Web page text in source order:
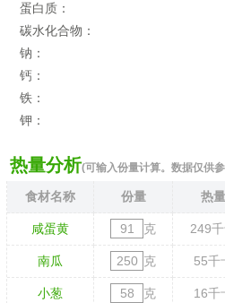
蛋白质：
碳水化合物：
钠：
钙：
铁：
钾：
热量分析(可输入份量计算。数据仅供
食材名称 份量 热量
咸蛋黄 克 249
南瓜 克 55千
小葱 克 16千